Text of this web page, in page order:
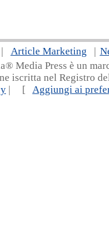
| Article Marketing |
Media Press è un
iscritta nel Registro
| [ Aggiungi ai